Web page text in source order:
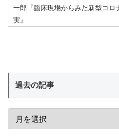
一郎『臨床現場からみた新型コロ
実』
過去の記事